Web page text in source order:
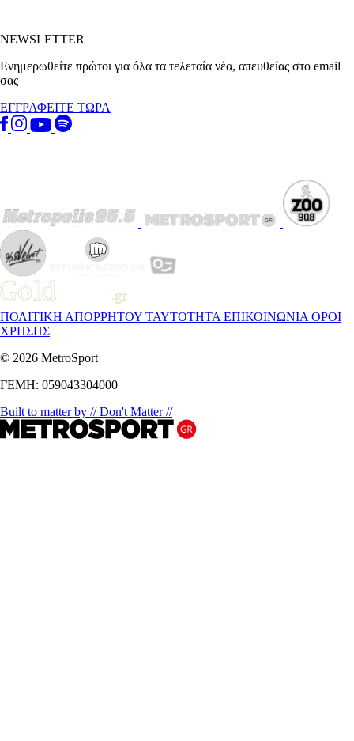
NEWSLETTER
Ενημερωθείτε πρώτοι για όλα τα τελεταία νέα, απευθείας στο email
σας
ΕΓΓΡΑΦΕΙΤΕ ΤΩΡΑ
ΠΟΛΙΤΙΚΗ ΑΠΟΡΡΗΤΟΥ ΤΑΥΤΟΤΗΤΑ ΕΠΙΚΟΙΝΩΝΙΑ ΟΡΟΙ
ΧΡΗΣΗΣ
© 2026 MetroSport
ΓΕΜΗ: 059043304000
Built to matter by // Don't Matter //